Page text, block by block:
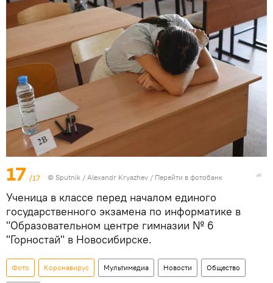
17 /17 © Sputnik / Alexandr Kryazhev / Перейти в фотобанк
Ученица в классе перед началом единого
государственного экзамена по информатике в
"Образовательном центре гимназии № 6
"Горностай" в Новосибирске.
Фото Коронавирус Мультимедиа Новости Общество